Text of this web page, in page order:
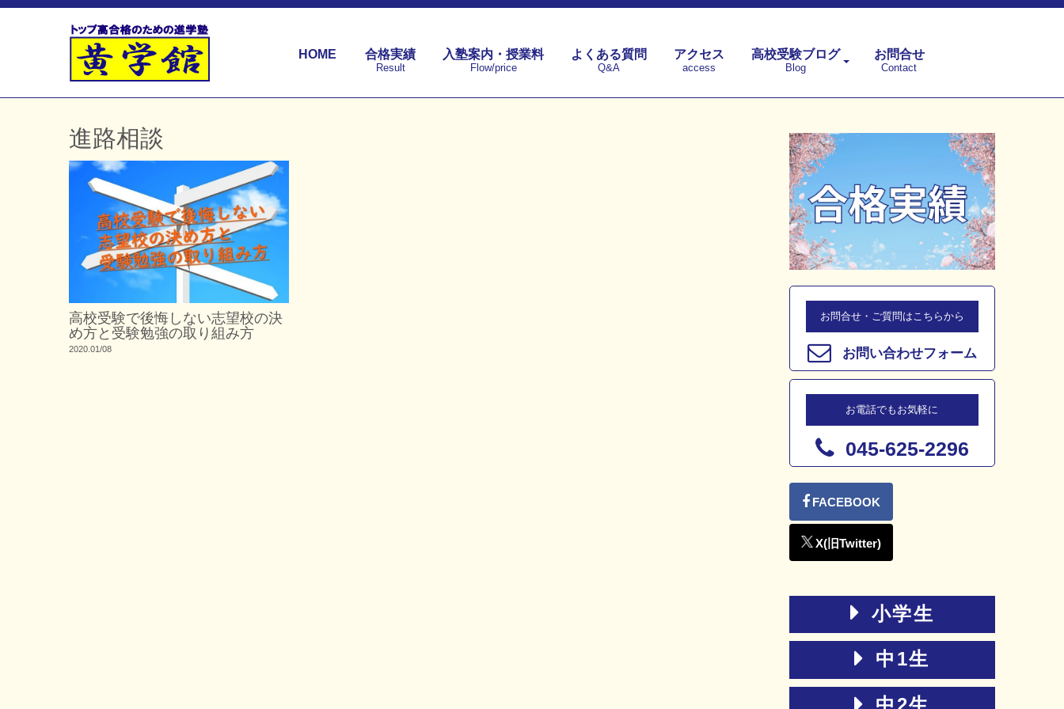
HOME 合格実績
Result
入塾案内・授業料
Flow/price
よくある質問
Q&A
アクセス
access
高校受験ブログ
Blog
お問合せ
Contact
進路相談
高校受験で後悔しない志望校の決
め方と受験勉強の取り組み方
2020.01/08
お問合せ・ご質問はこちらから
お問い合わせフォーム
お電話でもお気軽に
045-625-2296
小学生
中1生
中2生